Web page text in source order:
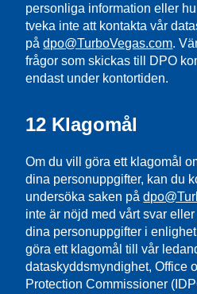
personliga information eller
tveka inte att kontakta vår
pådpo@TurboVegas.com.
frågor som skickas till DPO
endast under kontortiden.
12 Klagomål
Om du vill göra ett klagomål
dina personuppgifter, kan du
undersöka saken på
inte är nöjd med vårt svar
dina personuppgifter i
göra ett klagomål till vår
dataskyddsmyndighet, Office
Protection Commissioner